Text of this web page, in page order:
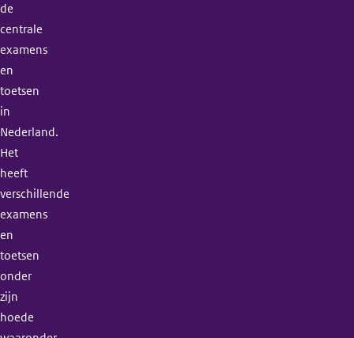
de
centrale
examens
en
toetsen
in
Nederland.
Het
heeft
verschillende
examens
en
toetsen
onder
zijn
hoede